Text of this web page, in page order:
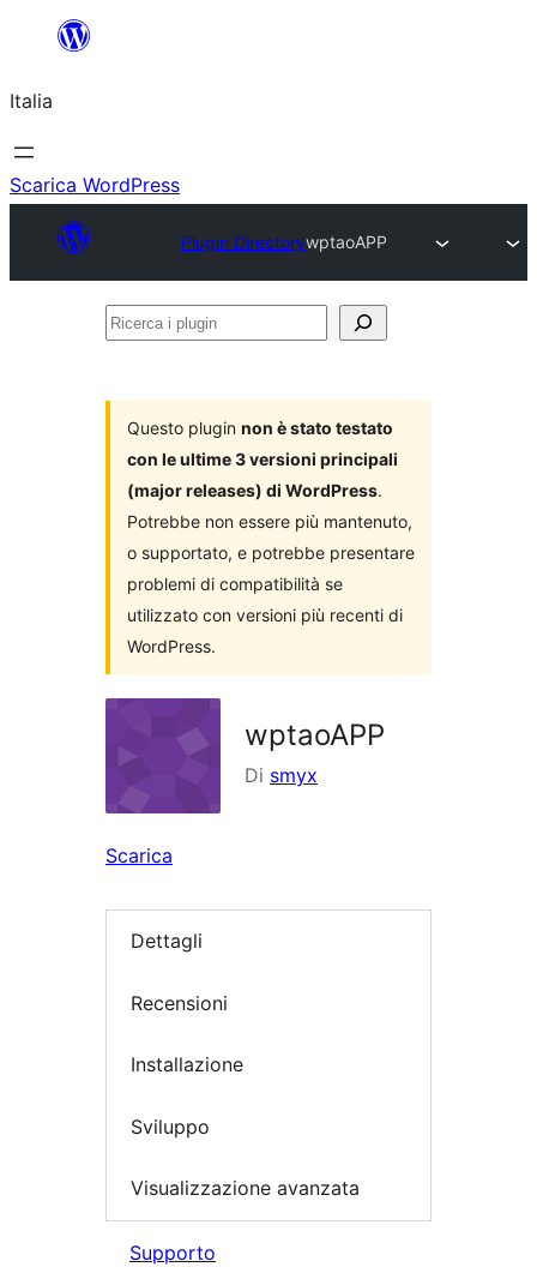
contenuto
Italia
Scarica WordPress
Plugin DirectorywptaoAPP
Ricerca
Questo plugin non è stato testato
con le ultime 3 versioni principali
(major releases) di WordPress.
Potrebbe non essere più mantenuto,
o supportato, e potrebbe presentare
problemi di compatibilità se
utilizzato con versioni più recenti di
WordPress.
wptaoAPP
Di smyx
Scarica
Dettagli
Recensioni
Installazione
Sviluppo
Visualizzazione avanzata
Supporto